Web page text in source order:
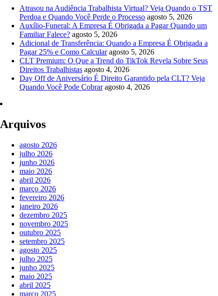
Atrasou na Audiência Trabalhista Virtual? Veja Quando o TST
Perdoa e Quando Você Perde o Processo agosto 5, 2026
Auxílio-Funeral: A Empresa É Obrigada a Pagar Quando um
Familiar Falece? agosto 5, 2026
Adicional de Transferência: Quando a Empresa É Obrigada a
Pagar 25% e Como Calcular agosto 5, 2026
CLT Premium: O Que a Trend do TikTok Revela Sobre Seus
Direitos Trabalhistas agosto 4, 2026
Day Off de Aniversário É Direito Garantido pela CLT? Veja
Quando Você Pode Cobrar agosto 4, 2026
Arquivos
agosto 2026
julho 2026
junho 2026
maio 2026
abril 2026
março 2026
fevereiro 2026
janeiro 2026
dezembro 2025
novembro 2025
outubro 2025
setembro 2025
agosto 2025
julho 2025
junho 2025
maio 2025
abril 2025
março 2025